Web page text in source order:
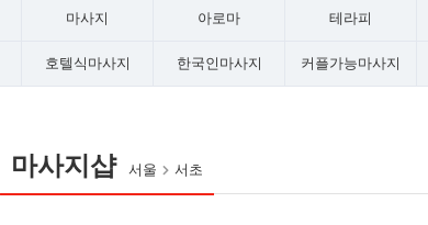
마사지 아로마 테라피
호텔식마사지 한국인마사지 커플가능마사지
마사지샵 서울 서초